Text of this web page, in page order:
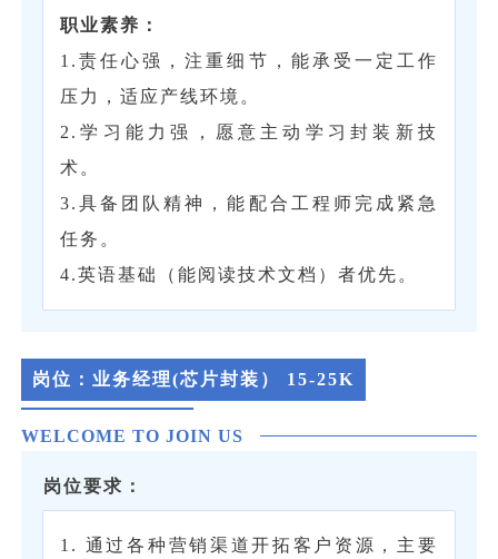
‌职业素养‌：
1.责任心强，注重细节，能承受一定工作
压力，适应产线环境。
2.学习能力强，愿意主动学习封装新技
术。
3.具备团队精神，能配合工程师完成紧急
任务。
4.英语基础（能阅读技术文档）者优先。
岗位：业务经理(芯片封装） 15-25K
WELCOME TO JOIN US
岗位要求：
1. 通过各种营销渠道开拓客户资源，主要